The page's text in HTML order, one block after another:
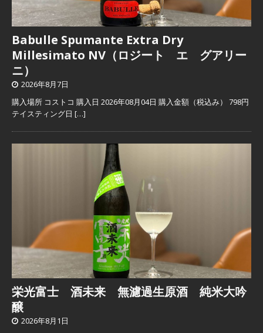
Babulle Spumante Extra Dry
Millesimato NV（ロジート エ グアリー
ニ）
2026年8月7日
購入場所 コストコ 購入日 2026年08月04日 購入金額（税込み） 798円
テイスティング日 […]
栄光富士 酒未来 無濾過生原酒 純米大吟
醸
2026年8月1日